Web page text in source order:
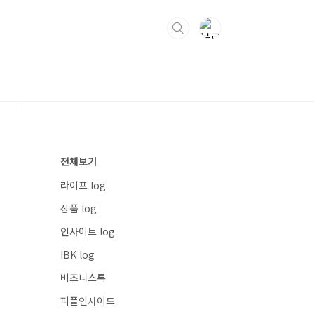
전체보기
라이프 log
상품 log
인사이트 log
IBK log
비즈니스톡
피플인사이드